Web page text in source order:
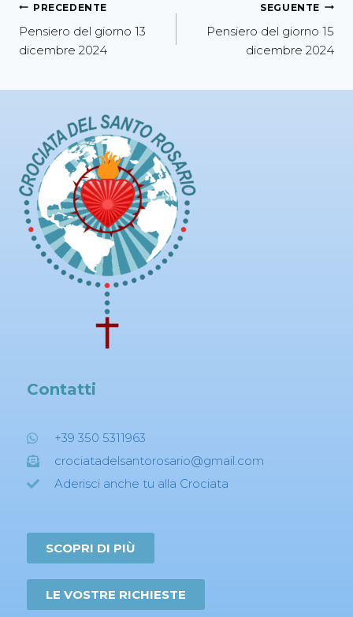
PRECEDENTE
Pensiero del giorno 13
dicembre 2024
SEGUENTE
Pensiero del giorno 15
dicembre 2024
Contatti
+39 350 5311963
crociatadelsantorosario@gmail.com
Aderisci anche tu alla Crociata
SCOPRI DI PIÙ
LE VOSTRE RICHIESTE